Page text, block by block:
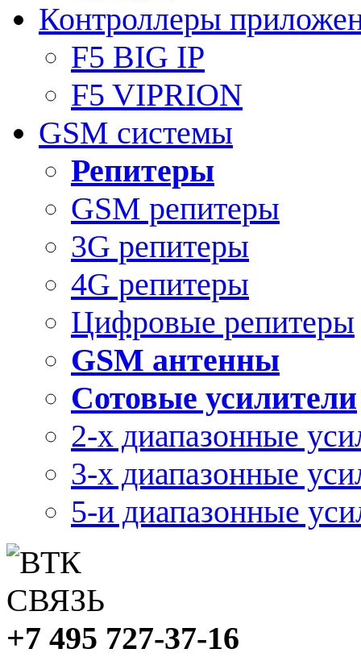
Контроллеры
F5 BIG IP
F5 VIPRION
GSM системы
Репитеры
GSM репитеры
3G репитеры
4G репитеры
Цифровые репитеры
GSM антенны
Сотовые усилители
2-х диапазонные
3-х диапазонные
5-и диапазонные
+7 495 727-37-16